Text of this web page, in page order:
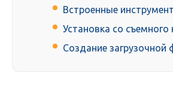
Встроенные
Установка со съемного
Создание загрузочной